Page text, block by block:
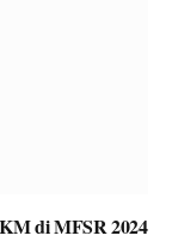
di MFSR 2024